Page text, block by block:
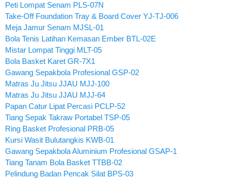
Peti Lompat Senam PLS-07N
Take-Off Foundation Tray & Board Cover YJ-TJ-006
Meja Jamur Senam MJSL-01
Bola Tenis Latihan Kemasan Ember BTL-02E
Mistar Lompat Tinggi MLT-05
Bola Basket Karet GR-7X1
Gawang Sepakbola Profesional GSP-02
Matras Ju Jitsu JJAU MJJ-100
Matras Ju Jitsu JJAU MJJ-64
Papan Catur Lipat Percasi PCLP-52
Tiang Sepak Takraw Portabel TSP-05
Ring Basket Profesional PRB-05
Kursi Wasit Bulutangkis KWB-01
Gawang Sepakbola Aluminium Profesional GSAP-1
Tiang Tanam Bola Basket TTBB-02
Pelindung Badan Pencak Silat BPS-03